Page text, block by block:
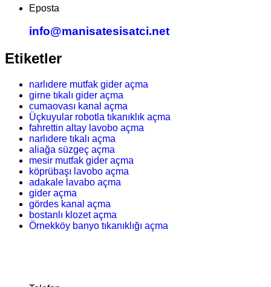
Eposta
info@manisatesisatci.net
Etiketler
narlıdere mutfak gider açma
girne tıkalı gider açma
cumaovası kanal açma
Üçkuyular robotla tıkanıklık açma
fahrettin altay lavobo açma
narlıdere tıkalı açma
aliağa süzgeç açma
mesir mutfak gider açma
köprübaşı lavobo açma
adakale lavabo açma
gider açma
gördes kanal açma
bostanlı klozet açma
Örnekköy banyo tıkanıklığı açma